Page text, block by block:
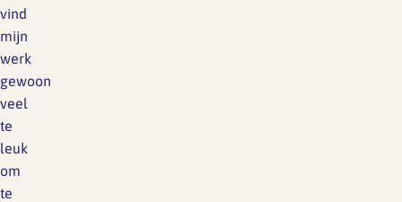
vind
mijn
werk
gewoon
veel
te
leuk
om
te